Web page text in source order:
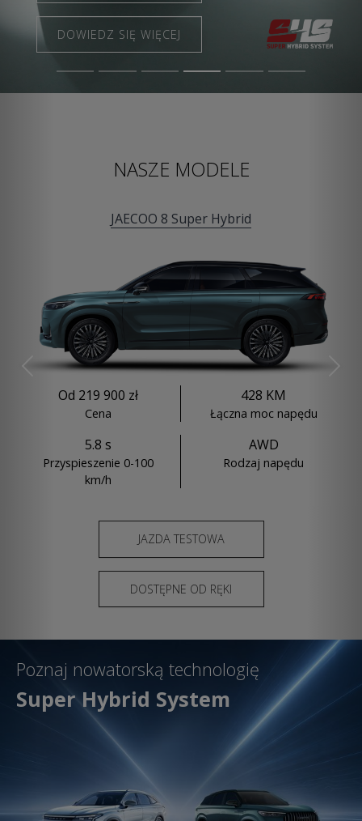
DOWIEDZ SIĘ WIĘCEJ
DOWIEDZ SIĘ WIĘCEJ
NASZE MODELE
JAECOO 8 Super Hybrid
Od 219 900 zł
Cena
428 KM
Łączna moc napędu
5.8 s
Przyspieszenie 0-100
km/h
AWD
Rodzaj napędu
JAZDA TESTOWA
DOSTĘPNE OD RĘKI
Previous Next
Poznaj nowatorską technologię
Super Hybrid System